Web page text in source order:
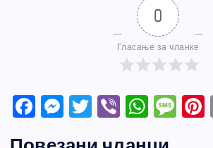
0
Гласање за чланке
F
M
T
Vi W M